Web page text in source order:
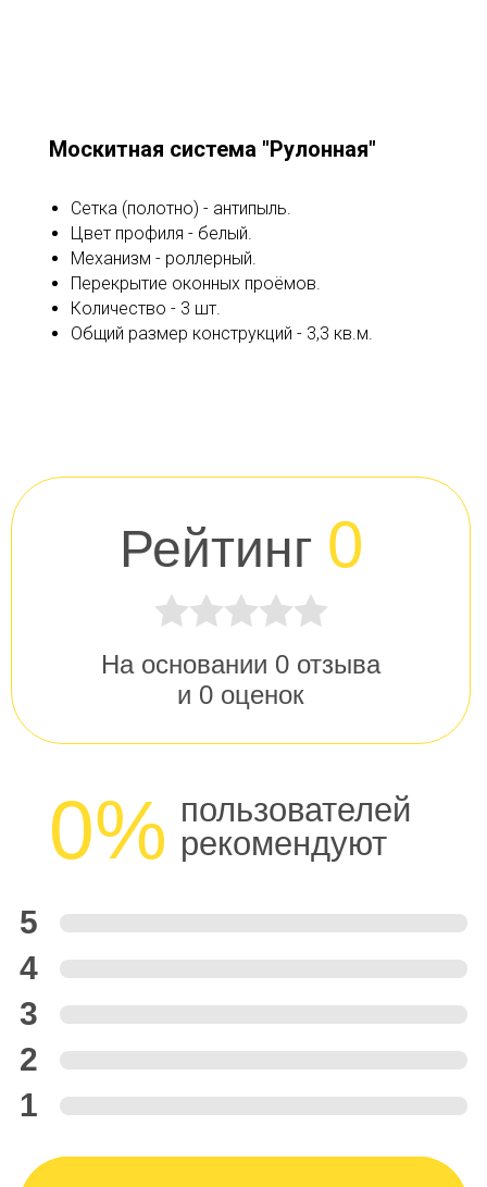
Москитная система "Рулонная"
Сетка (полотно) - антипыль.
Цвет профиля - белый.
Механизм - роллерный.
Перекрытие оконных проёмов.
Количество - 3 шт.
Общий размер конструкций - 3,3 кв.м.
Рейтинг 0
На основании 0 отзыва
и 0 оценок
0% пользователей
рекомендуют
5
4
3
2
1